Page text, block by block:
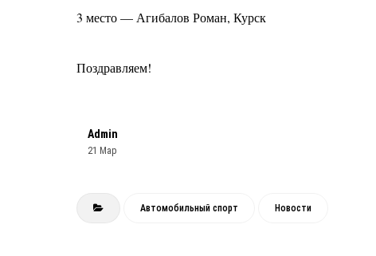
3 место — Агибалов Роман, Курск
Поздравляем!
Admin
21 Мар
Автомобильный спорт Новости